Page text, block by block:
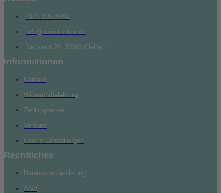
0176-20539992
info@sweet-vibez.de
Neustadt 28, 35390 Gießen
Informationen
Kontakt
Widerrufsbelehrung
Zahlungsarten
Versand
Cookie Einstellungen
Rechtliches
Datenschutzerklärung
AGB